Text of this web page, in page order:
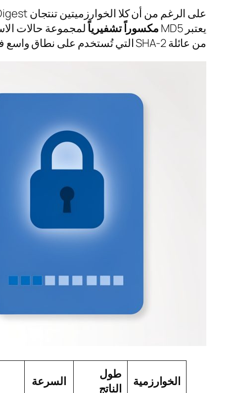
يعتبر MD5
مكسوراً تشفيرياً
من عائلة SHA-2 التي تُستخدم على نطاق واسع في الأنظمة الحديثة.
الخوارزمية
طول
الناتج
السرعة